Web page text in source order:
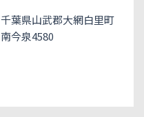
千葉県山武郡大網白里町
南今泉4580